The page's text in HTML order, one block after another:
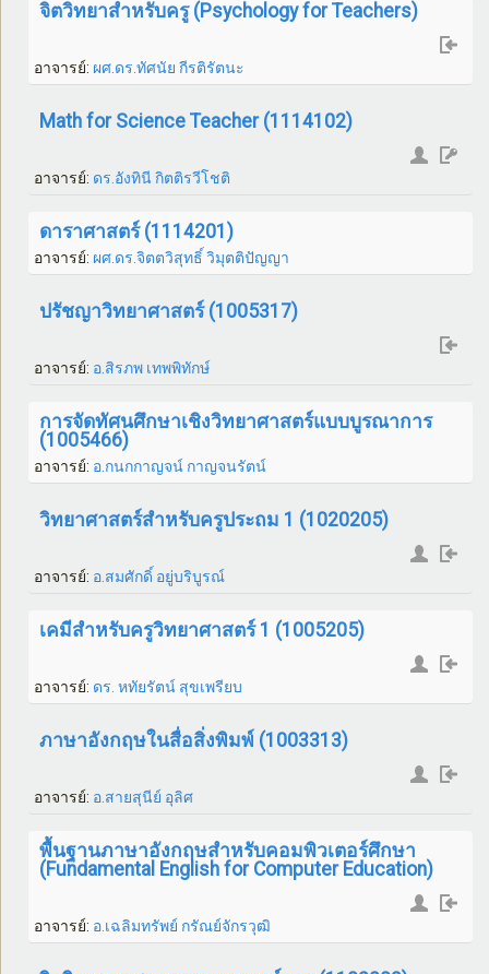
จิตวิทยาสำหรับครู (Psychology for Teachers)
อาจารย์: ผศ.ดร.ทัศนัย กีรติรัตนะ
Math for Science Teacher (1114102)
อาจารย์: ดร.อังทินี กิตติรวีโชติ
ดาราศาสตร์ (1114201)
อาจารย์: ผศ.ดร.จิตตวิสุทธิ์ วิมุตติปัญญา
ปรัชญาวิทยาศาสตร์ (1005317)
อาจารย์: อ.สิรภพ เทพพิทักษ์
การจัดทัศนศึกษาเชิงวิทยาศาสตร์แบบบูรณาการ
(1005466)
อาจารย์: อ.กนกกาญจน์ กาญจนรัตน์
วิทยาศาสตร์สำหรับครูประถม 1 (1020205)
อาจารย์: อ.สมศักดิ์ อยู่บริบูรณ์
เคมีสำหรับครูวิทยาศาสตร์ 1 (1005205)
อาจารย์: ดร. หทัยรัตน์ สุขเพรียบ
ภาษาอังกฤษในสื่อสิ่งพิมพ์ (1003313)
อาจารย์: อ.สายสุนีย์ อุลิศ
พื้นฐานภาษาอังกฤษสำหรับคอมพิวเตอร์ศึกษา
(Fundamental English for Computer Education)
อาจารย์: อ.เฉลิมทรัพย์ กรัณย์จักรวุฒิ